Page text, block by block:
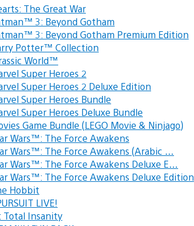
The Great War
3: Beyond Gotham
3: Beyond Gotham Premium Edition
Potter™ Collection
World™
Super Heroes 2
Super Heroes 2 Deluxe Edition
Super Heroes Bundle
Super Heroes Deluxe Bundle
Game Bundle (LEGO Movie & Ninjago)
Wars™: The Force Awakens
Wars™: The Force Awakens (Arabic …
Wars™: The Force Awakens Deluxe E…
Wars™: The Force Awakens Deluxe Edition
Hobbit
LIVE!
Total Insanity